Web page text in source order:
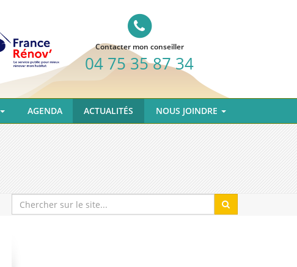
Contacter mon conseiller
04 75 35 87 34
AGENDA ACTUALITÉS NOUS JOINDRE